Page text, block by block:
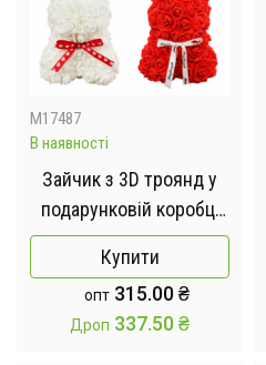
M17487
В наявності
Зайчик з 3D троянд у
подарунковій коробці
KR-21 17/17/25см
Купити
опт 315.00₴
Дроп 337.50₴